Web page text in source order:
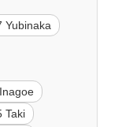
Yubinaka
Taki